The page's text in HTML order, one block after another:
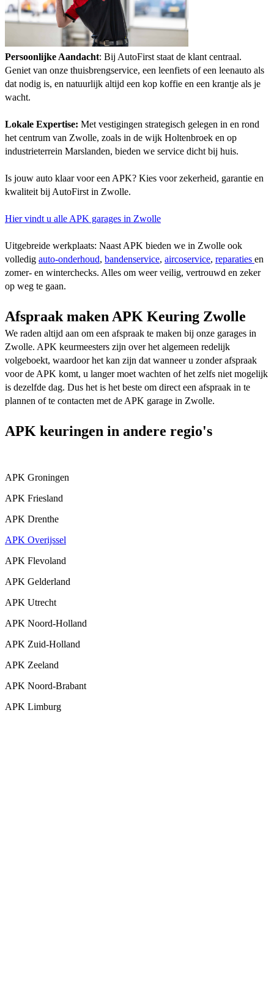
Persoonlijke Aandacht: Bij AutoFirst staat de klant centraal.
Geniet van onze thuisbrengservice, een leenfiets of een leenauto als
dat nodig is, en natuurlijk altijd een kop koffie en een krantje als je
wacht.
Lokale Expertise: Met vestigingen strategisch gelegen in en rond
het centrum van Zwolle, zoals in de wijk Holtenbroek en op
industrieterrein Marslanden, bieden we service dicht bij huis.
Is jouw auto klaar voor een APK? Kies voor zekerheid, garantie en
kwaliteit bij AutoFirst in Zwolle.
Hier vindt u alle APK garages in Zwolle
Uitgebreide werkplaats: Naast APK bieden we in Zwolle ook
volledig auto-onderhoud, bandenservice, aircoservice, reparaties en
zomer- en winterchecks. Alles om weer veilig, vertrouwd en zeker
op weg te gaan.
Afspraak maken APK Keuring Zwolle
We raden altijd aan om een afspraak te maken bij onze garages in
Zwolle. APK keurmeesters zijn over het algemeen redelijk
volgeboekt, waardoor het kan zijn dat wanneer u zonder afspraak
voor de APK komt, u langer moet wachten of het zelfs niet mogelijk
is dezelfde dag. Dus het is het beste om direct een afspraak in te
plannen of te contacten met de APK garage in Zwolle.
APK keuringen in andere regio's
APK Groningen
APK Friesland
APK Drenthe
APK Overijssel
APK Flevoland
APK Gelderland
APK Utrecht
APK Noord-Holland
APK Zuid-Holland
APK Zeeland
APK Noord-Brabant
APK Limburg